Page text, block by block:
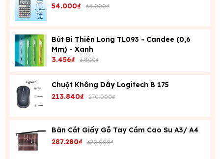
54.000₫ 65.000₫
Bút Bi Thiên Long TL093 - Candee (0,6
Mm) - Xanh
3.456₫ 3.800₫
Chuột Không Dây Logitech B 175
213.840₫ 270.000₫
Bàn Cắt Giấy Gỗ Tay Cầm Cao Su A3/ A4
287.280₫ 320.000₫